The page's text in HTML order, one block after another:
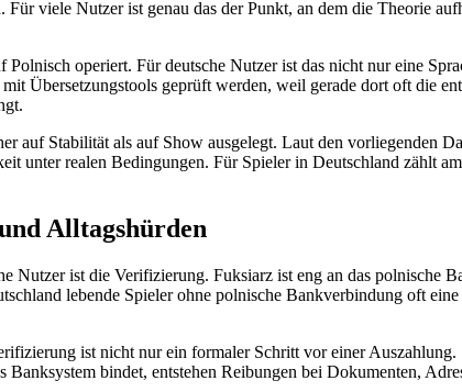
Für viele Nutzer ist genau das der Punkt, an dem die Theorie
operiert. Für deutsche Nutzer ist das nicht nur eine
Übersetzungstools geprüft werden, weil gerade dort oft die
auf Stabilität als auf Show ausgelegt. Laut den vorliegenden
unter realen Bedingungen. Für Spieler in Deutschland zählt
Alltagshürden
Nutzer ist die Verifizierung. Fuksiarz ist eng an das
lebende Spieler ohne polnische Bankverbindung oft
ist nicht nur ein formaler Schritt vor einer
Banksystem bindet, entstehen Reibungen bei Dokumenten,